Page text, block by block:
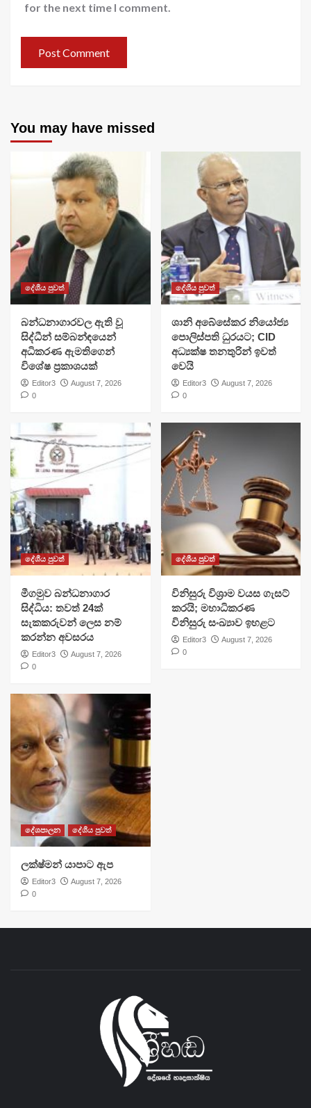
for the next time I comment.
You may have missed
දේශීය පුවත්
බන්ධනාගාරවල ඇති වූ
සිද්ධීන් සම්බන්ඳයෙන්
අධිකරණ ඇමතිගෙන්
විශේෂ ප්‍රකාශයක්
Editor3
August 7, 2026
0
දේශීය පුවත්
ශානි අබේසේකර නියෝජ්‍ය
පොලිස්පති ධුරයට; CID
අධ්‍යක්ෂ තනතුරින් ඉවත්
වෙයි
Editor3
August 7, 2026
0
දේශීය පුවත්
මීගමුව බන්ධනාගාර
සිද්ධිය: තවත් 24ක්
සැකකරුවන් ලෙස නම්
කරන්න අවසරය
Editor3
August 7, 2026
0
දේශීය පුවත්
විනිසුරු විශ්‍රාම වයස ගැසට්
කරයි; මහාධිකරණ
විනිසුරු සංඛ්‍යාව ඉහළට
Editor3
August 7, 2026
0
දේශපාලන දේශීය පුවත්
ලක්ෂ්මන් යාපාට ඇප
Editor3
August 7, 2026
0